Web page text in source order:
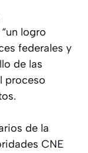
logro
federales y
de las
proceso
de la
CNE